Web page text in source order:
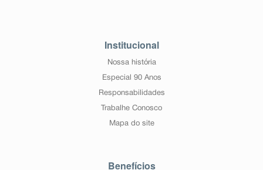
Institucional
Nossa história
Especial 90 Anos
Responsabilidades
Trabalhe Conosco
Mapa do site
Benefícios